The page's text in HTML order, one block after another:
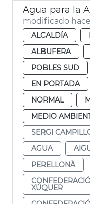
Agua para la
modificado
ALCALDÍA
ALBUFERA
POBLES SUD
EN PORTADA
NORMAL
MEDIO
SERGI
AGUA
PERELLONÀ
XÚQUER